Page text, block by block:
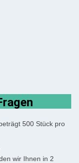
500 Stück pro
wir Ihnen in 2